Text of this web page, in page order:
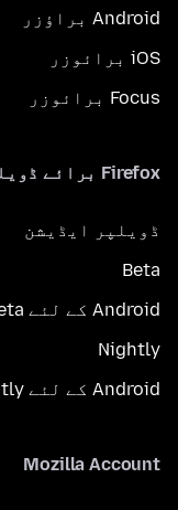
Android براؤزر
iOS برائوزر
Focus برائوزر
Firefox برائے ڈویلپرز
ڈویلپر ایڈیشن
Beta
Android کے لئے Beta
Nightly
Android کے لئے Nightly
Mozilla Account